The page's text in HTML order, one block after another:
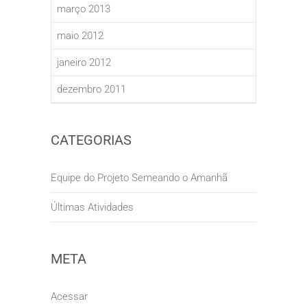
março 2013
maio 2012
janeiro 2012
dezembro 2011
CATEGORIAS
Equipe do Projeto Semeando o Amanhã
Últimas Atividades
META
Acessar